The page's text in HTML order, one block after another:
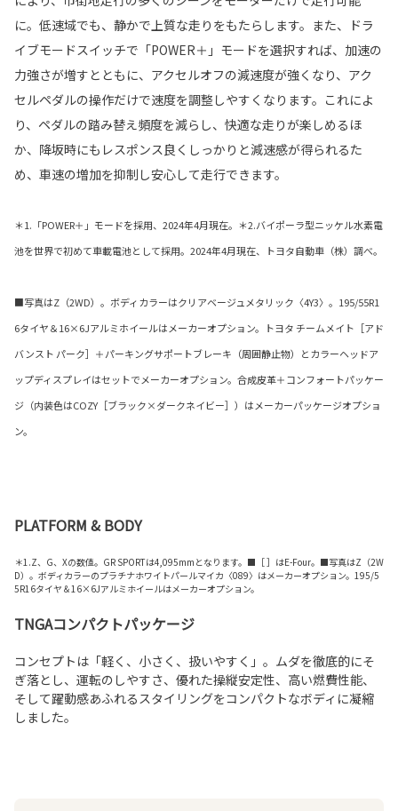
に。低速域でも、静かで上質な走りをもたらします。また、ドラ
イブモードスイッチで「POWER＋」モードを選択すれば、加速の
力強さが増すとともに、アクセルオフの減速度が強くなり、アク
セルペダルの操作だけで速度を調整しやすくなります。これによ
り、ペダルの踏み替え頻度を減らし、快適な走りが楽しめるほ
か、降坂時にもレスポンス良くしっかりと減速感が得られるた
め、車速の増加を抑制し安心して走行できます。
＊1.「POWER＋」モードを採用、2024年4月現在。＊2.バイポーラ型ニッケル水素電
池を世界で初めて車載電池として採用。2024年4月現在、トヨタ自動車（株）調べ。
■写真はZ（2WD）。ボディカラーはクリアベージュメタリック〈4Y3〉。195/55R1
6タイヤ＆16×6Jアルミホイールはメーカーオプション。トヨタ チームメイト［アド
バンスト パーク］＋パーキングサポートブレーキ（周囲静止物）とカラーヘッドア
ップディスプレイはセットでメーカーオプション。合成皮革＋コンフォートパッケー
ジ（内装色はCOZY［ブラック×ダークネイビー］）はメーカーパッケージオプショ
ン。
PLATFORM & BODY
＊1.Z、G、Xの数値。GR SPORTは4,095mmとなります。■［ ］はE-Four。■写真はZ （2W
D）。ボディカラーのプラチナホワイトパールマイカ 〈089〉 はメーカーオプション。 195/5
5R16タイヤ＆16×6Jアルミホイールはメーカーオプション。
TNGAコンパクトパッケージ
コンセプトは「軽く、小さく、扱いやすく」。ムダを徹底的にそ
ぎ落とし、運転のしやすさ、優れた操縦安定性、高い燃費性能、
そして躍動感あふれるスタイリングをコンパクトなボディに凝縮
しました。